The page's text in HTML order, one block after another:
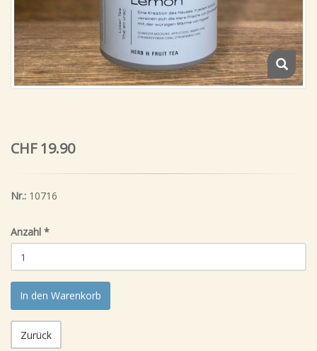
CHF 19.90
Nr.: 10716
Anzahl *
In den Warenkorb
Zurück